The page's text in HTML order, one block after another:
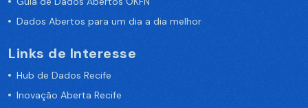
Dados Abertos para um dia a dia melhor
Links de Interesse
Hub de Dados Recife
Inovação Aberta Recife